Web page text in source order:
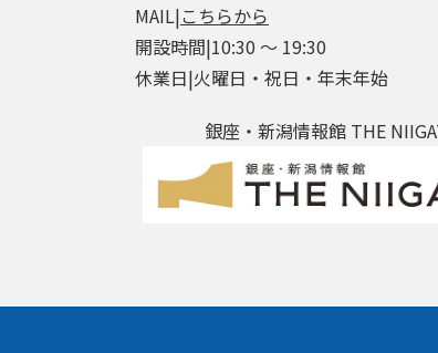
MAIL|こちらから
開設時間|10:30 ～ 19:30
休業日|火曜日・祝日・年末年始
銀座・新潟情報館 THE